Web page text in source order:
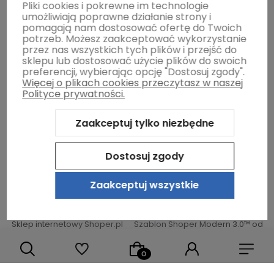
Moje konto
Gwarancja i zwroty
O firmie
Sklep internetowy Shoper.pl Szablon Shoper Modern 3.0™od
Pliki cookies i pokrewne im technologie
umożliwiają poprawne działanie strony i
pomagają nam dostosować ofertę do Twoich
potrzeb. Możesz zaakceptować wykorzystanie
przez nas wszystkich tych plików i przejść do
sklepu lub dostosować użycie plików do swoich
preferencji, wybierając opcję "Dostosuj zgody".
Więcej o plikach cookies przeczytasz w naszej
Polityce prywatności.
Zaakceptuj tylko niezbędne
Dostosuj zgody
Zaakceptuj wszystkie